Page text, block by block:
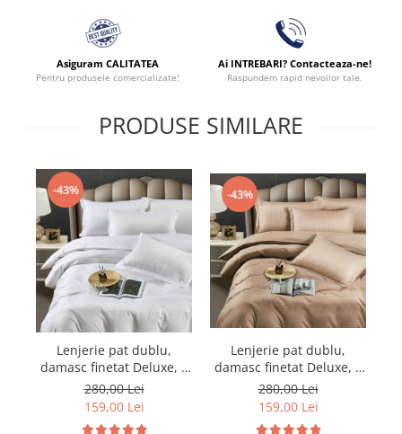
Asiguram CALITATEA
Pentru produsele comercializate!
Ai INTREBARI? Contacteaza-ne!
Raspundem rapid nevoilor tale.
PRODUSE SIMILARE
-43%
Lenjerie pat dublu,
damasc finetat Deluxe, 6
piese, cearceaf pat cu
elastic, Alb
280,00 Lei
159,00 Lei
-43%
Lenjerie pat dublu,
damasc finetat Deluxe, 6
piese, cearceaf pat cu
elastic, Maro
280,00 Lei
159,00 Lei